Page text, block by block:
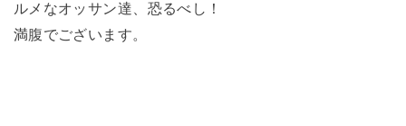
ルメなオッサン達、恐るべし！
満腹でございます。